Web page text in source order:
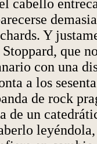
cabello
Y
que
con una
a los
de rock
de un